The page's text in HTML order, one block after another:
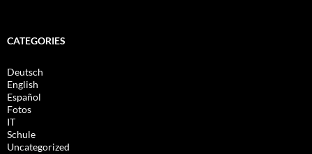
CATEGORIES
Deutsch
English
Español
Fotos
IT
Schule
Uncategorized